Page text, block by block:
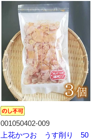
001050402-009
上花かつお うす削り 50